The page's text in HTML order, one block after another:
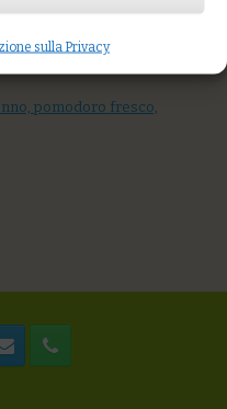
sulla Privacy
pomodoro fresco,